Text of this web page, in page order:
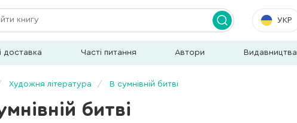
УКР
доставка Часті питання Автори Видавництва
Художня література В сумнівній битві
битві